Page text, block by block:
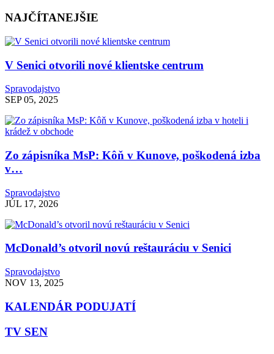
NAJČÍTANEJŠIE
V Senici otvorili nové klientske centrum
Spravodajstvo
SEP 05, 2025
Zo zápisníka MsP: Kôň v Kunove, poškodená izba
v…
Spravodajstvo
JÚL 17, 2026
McDonald’s otvoril novú reštauráciu v Senici
Spravodajstvo
NOV 13, 2025
KALENDÁR PODUJATÍ
TV SEN